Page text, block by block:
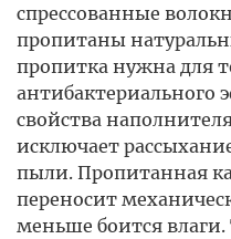
спрессованные
пропитаны
пропитка нужна для
антибактериального
свойства
исключает
пыли. Пропитанная
переносит
меньше боится